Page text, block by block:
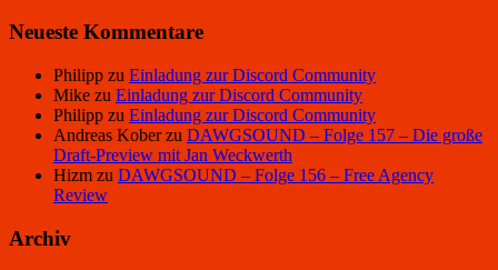
Neueste Kommentare
Philipp zu Einladung zur Discord Community
Mike zu Einladung zur Discord Community
Philipp zu Einladung zur Discord Community
Andreas Koberzu DAWGSOUND – Folge 157 – Die große
Draft-Preview mit Jan Weckwerth
Hizm zu DAWGSOUND – Folge 156 – Free Agency
Review
Archiv